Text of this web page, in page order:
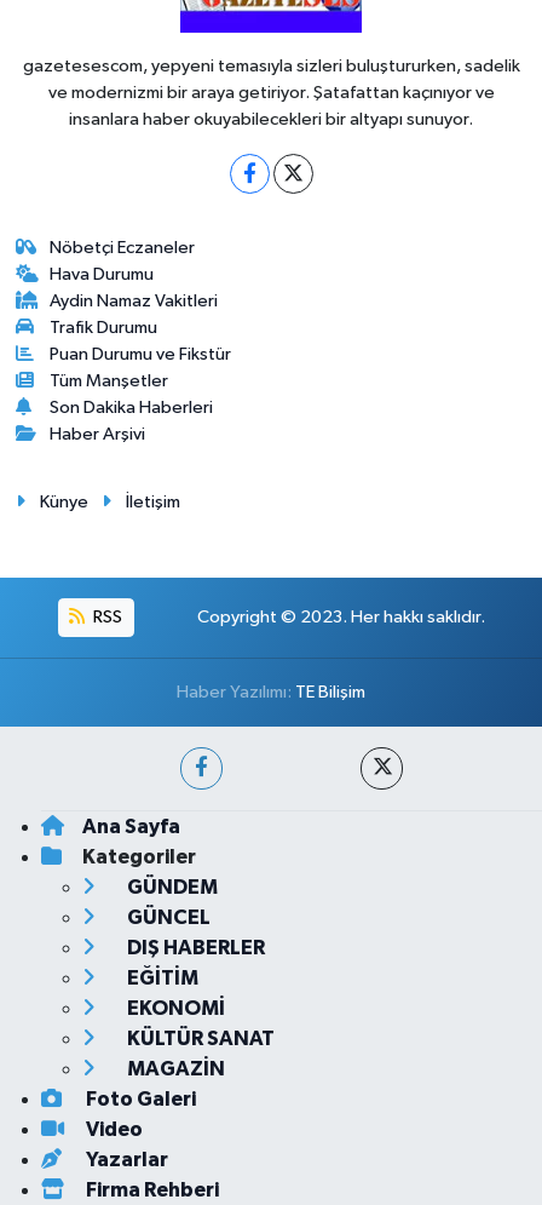
gazetesescom, yepyeni temasıyla sizleri buluştururken, sadelik
ve modernizmi bir araya getiriyor. Şatafattan kaçınıyor ve
insanlara haber okuyabilecekleri bir altyapı sunuyor.
Nöbetçi Eczaneler
Hava Durumu
Aydin Namaz Vakitleri
Trafik Durumu
Puan Durumu ve Fikstür
Tüm Manşetler
Son Dakika Haberleri
Haber Arşivi
Künye İletişim
RSS Copyright © 2023. Her hakkı saklıdır.
Haber Yazılımı: TE Bilişim
Ana Sayfa
Kategoriler
GÜNDEM
GÜNCEL
DIŞ HABERLER
EĞİTİM
EKONOMİ
KÜLTÜR SANAT
MAGAZİN
Foto Galeri
Video
Yazarlar
Firma Rehberi